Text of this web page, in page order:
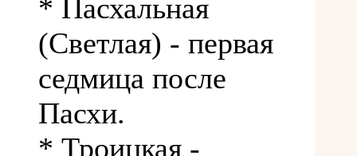
* Пасхальная
(Светлая) - первая
седмица после
Пасхи.
* Троицкая -